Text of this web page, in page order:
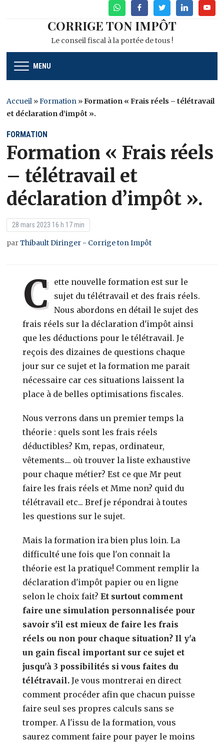
WhatsAppFacebookTwitterLinkedin
CORRIGE TON IMPÔT
Le conseil fiscal à la portée de tous !
MENU
Accueil »Formation »Formation « Frais réels – télétravail
et déclaration d’impôt ».
FORMATION
Formation « Frais réels
– télétravail et
déclaration d’impôt ».
28 mars 2023 16 h 17 min
parThibault Diringer - Corrige ton Impôt
C ette nouvelle formation est sur le
sujet du télétravail et des frais réels.
Nous abordons en détail le sujet des
frais réels sur la déclaration d'impôt ainsi
que les déductions pour le télétravail. Je
reçois des dizaines de questions chaque
jour sur ce sujet et la formation me parait
nécessaire car ces situations laissent la
place à de belles optimisations fiscales.
Nous verrons dans un premier temps la
théorie : quels sont les frais réels
déductibles? Km, repas, ordinateur,
vêtements.... où trouver la liste exhaustive
pour chaque métier? Est ce que Mr peut
faire les frais réels et Mme non? quid du
télétravail etc... Bref je répondrai à toutes
les questions sur le sujet.
Mais la formation ira bien plus loin. La
difficulté une fois que l'on connait la
théorie est la pratique! Comment remplir la
déclaration d'impôt papier ou en ligne
selon le choix fait?Et surtout comment
faire une simulation personnalisée pour
savoir s'il est mieux de faire les frais
réels ou non pour chaque situation? Il y'a
un gain fiscal important sur ce sujet et
jusqu'à 3 possibilités si vous faites du
télétravail. Je vous montrerai en direct
comment procéder afin que chacun puisse
faire seul ses propres calculs sans se
tromper. A l'issu de la formation, vous
saurez comment faire pour payer le moins